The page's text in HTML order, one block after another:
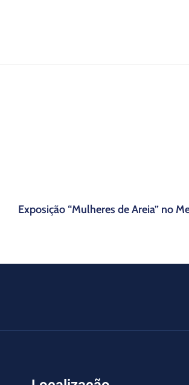
Exposição “Mulheres de Areia” no